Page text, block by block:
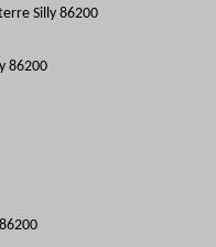
Silly 86200
86200